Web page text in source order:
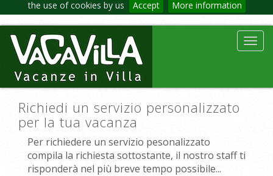
the use of cookies by us Accept More information
Richiedi un servizio personalizzato
per la tua vacanza
Per richiedere un servizio pesonalizzato
compila la richiesta sottostante, il nostro staff ti
risponderà nel più breve tempo possibile...